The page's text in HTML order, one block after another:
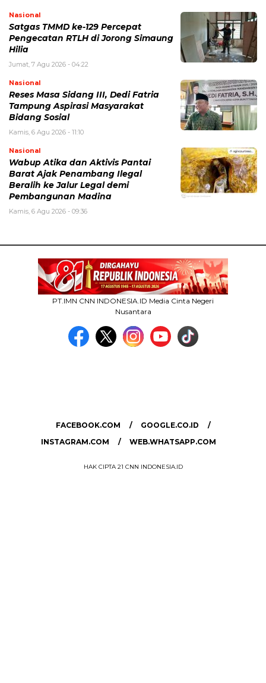
Nasional
Satgas TMMD ke-129 Percepat
Pengecatan RTLH di Jorong Simaung
Hilia
Jumat, 7 Agu 2026 - 04:22
Nasional
Reses Masa Sidang III, Dedi Fatria
Tampung Aspirasi Masyarakat
Bidang Sosial
Kamis, 6 Agu 2026 - 11:10
Nasional
Wabup Atika dan Aktivis Pantai
Barat Ajak Penambang Ilegal
Beralih ke Jalur Legal demi
Pembangunan Madina
Kamis, 6 Agu 2026 - 09:36
PT.IMN CNN INDONESIA.ID Media Cinta Negeri
Nusantara
FACEBOOK.COM
GOOGLE.CO.ID
INSTAGRAM.COM
WEB.WHATSAPP.COM
HAK CIPTA 21 CNN INDONESIA.ID